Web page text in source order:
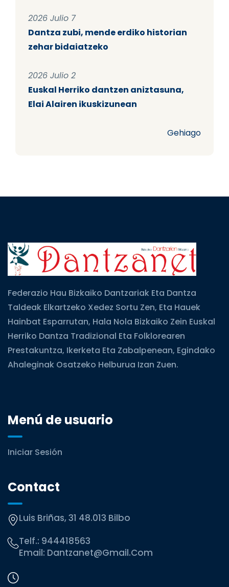
2026 Julio 7
Dantza zubi, mende erdiko historian
zehar bidaiatzeko
2026 Julio 2
Euskal Herriko dantzen aniztasuna,
Elai Alairen ikuskizunean
Gehiago
Federazio Hau Bizkaiko Dantzariak Eta Dantza
Taldeak Elkartzeko Xedez Sortu Zen, Eta Hauek
Hainbat Esparrutan, Hala Nola Bizkaiko Zein Euskal
Herriko Dantza Tradizional Eta Folklorearen
Prestakuntza, Ikerketa Eta Zabalpenean, Egindako
Ahaleginak Osatzeko Helburua Izan Zuen.
Menú de usuario
Iniciar Sesión
Contact
Luis Briñas, 31 48.013 Bilbo
Telf.: 944418563
Email: Dantzanet@gmail.com